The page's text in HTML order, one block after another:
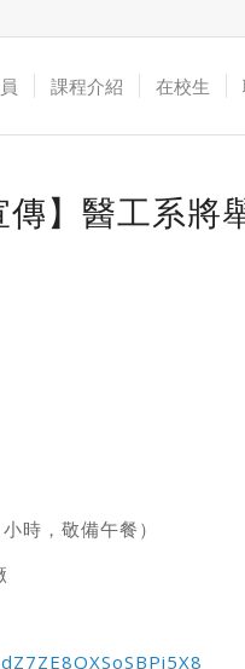
課程介紹 在校生
傳】醫工系
時，敬備午餐）